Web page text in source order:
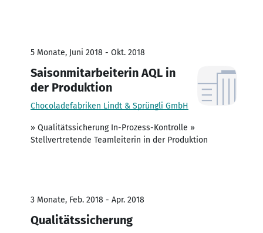
5 Monate, Juni 2018 - Okt. 2018
Saisonmitarbeiterin AQL in
der Produktion
Chocoladefabriken Lindt & Sprüngli GmbH
» Qualitätssicherung In-Prozess-Kontrolle »
Stellvertretende Teamleiterin in der Produktion
3 Monate, Feb. 2018 - Apr. 2018
Qualitätssicherung